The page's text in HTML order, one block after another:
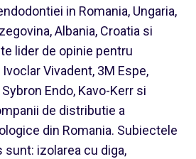
in Romania, Ungaria,
Albania, Croatia si
lider de opinie pentru
Vivadent, 3M Espe,
Endo, Kavo-Kerr si
de distributie a
din Romania. Subiectele
izolarea cu diga,